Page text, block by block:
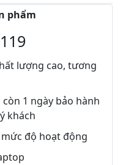
phẩm
lượng cao, tương
1 ngày bảo hành
khách
độ hoạt động